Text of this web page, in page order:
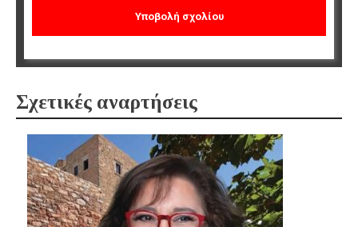
Σχετικές αναρτήσεις